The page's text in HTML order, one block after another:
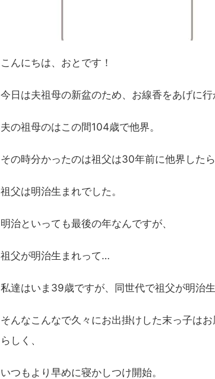
こんにちは、おとです！
今日は夫祖母の新盆のため、お線香をあげに行
夫の祖母のはこの間104歳で他界。
その時分かったのは祖父は30年前に他界した
祖父は明治生まれでした。
明治といっても最後の年なんですが、
祖父が明治生まれって…
私達はいま39歳ですが、同世代で祖父が明治
そんなこんなで久々にお出掛けした末っ子は
らしく、
いつもより早めに寝かしつけ開始。